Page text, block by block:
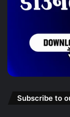
Subscribe to